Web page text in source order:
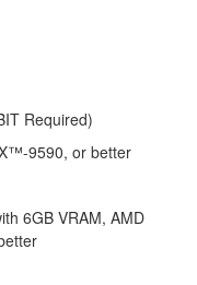
Required)
9590, or better
6GB VRAM, AMD